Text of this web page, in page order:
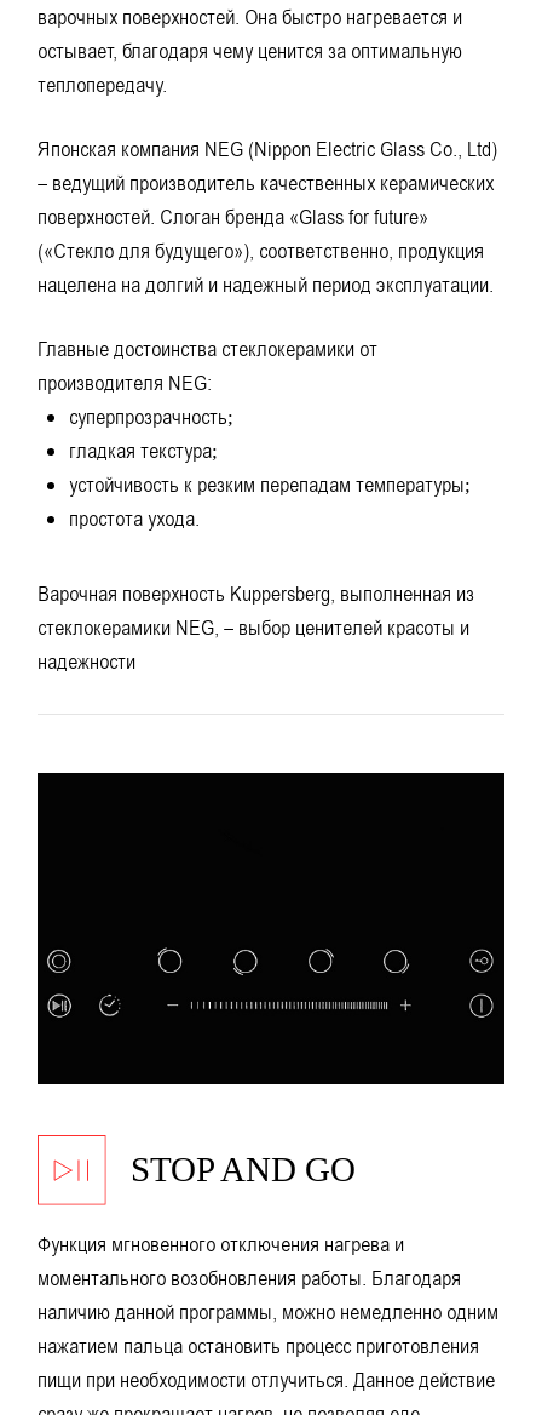
варочных поверхностей. Она быстро нагревается и
остывает, благодаря чему ценится за оптимальную
теплопередачу.
Японская компания NEG (Nippon Electric Glass Co., Ltd)
– ведущий производитель качественных керамических
поверхностей. Слоган бренда «Glass for future»
(«Стекло для будущего»), соответственно, продукция
нацелена на долгий и надежный период эксплуатации.
Главные достоинства стеклокерамики от
производителя NEG:
суперпрозрачность;
гладкая текстура;
устойчивость к резким перепадам температуры;
простота ухода.
Варочная поверхность Kuppersberg, выполненная из
стеклокерамики NEG, – выбор ценителей красоты и
надежности
STOP AND GO
Функция мгновенного отключения нагрева и
моментального возобновления работы. Благодаря
наличию данной программы, можно немедленно одним
нажатием пальца остановить процесс приготовления
пищи при необходимости отлучиться. Данное действие